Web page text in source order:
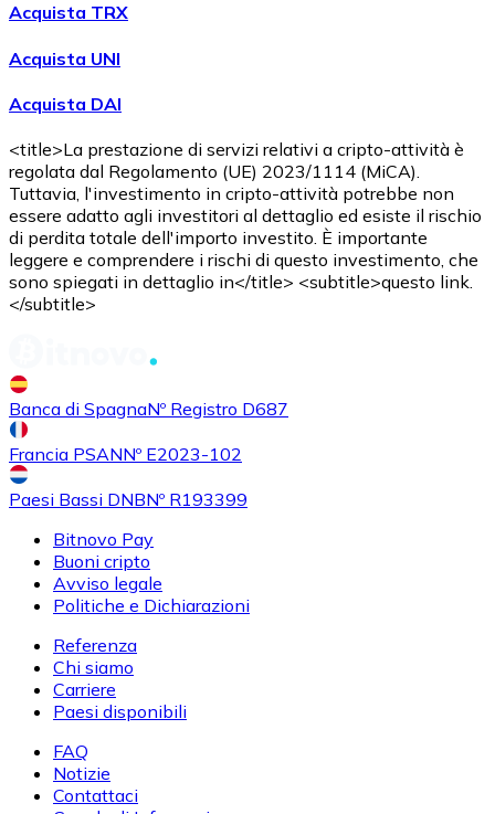
Acquista TRX
Acquista UNI
Acquista DAI
<title>La prestazione di servizi relativi a cripto-attività è
regolata dal Regolamento (UE) 2023/1114 (MiCA).
Tuttavia, l'investimento in cripto-attività potrebbe non
essere adatto agli investitori al dettaglio ed esiste il rischio
di perdita totale dell'importo investito. È importante
leggere e comprendere i rischi di questo investimento, che
sono spiegati in dettaglio in</title> <subtitle>questo link.
</subtitle>
Banca di SpagnaNº Registro D687
Francia PSANNº E2023-102
Paesi Bassi DNBNº R193399
Bitnovo Pay
Buoni cripto
Avviso legale
Politiche e Dichiarazioni
Referenza
Chi siamo
Carriere
Paesi disponibili
FAQ
Notizie
Contattaci